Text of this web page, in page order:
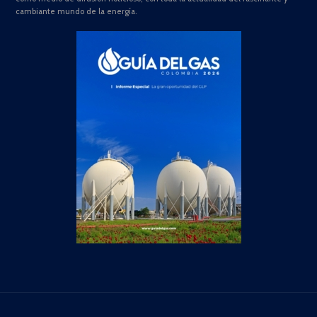
cambiante mundo de la energía.